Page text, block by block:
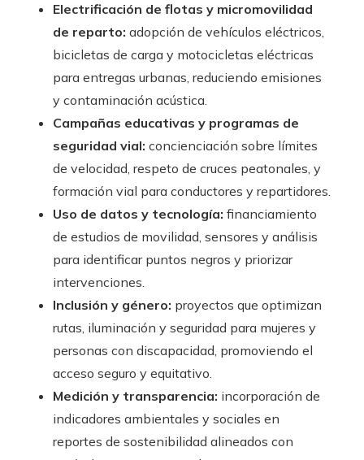
Electrificación de flotas y micromovilidad
de reparto: adopción de vehículos eléctricos,
bicicletas de carga y motocicletas eléctricas
para entregas urbanas, reduciendo emisiones
y contaminación acústica.
Campañas educativas y programas de
seguridad vial: concienciación sobre límites
de velocidad, respeto de cruces peatonales, y
formación vial para conductores y repartidores.
Uso de datos y tecnología: financiamiento
de estudios de movilidad, sensores y análisis
para identificar puntos negros y priorizar
intervenciones.
Inclusión y género: proyectos que optimizan
rutas, iluminación y seguridad para mujeres y
personas con discapacidad, promoviendo el
acceso seguro y equitativo.
Medición y transparencia: incorporación de
indicadores ambientales y sociales en
reportes de sostenibilidad alineados con